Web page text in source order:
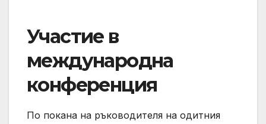
Участие в
международна
конференция
По покана на ръководителя на одитния